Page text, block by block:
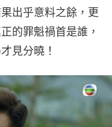
出乎意料之餘，更
的罪魁禍首是誰，
見分曉！